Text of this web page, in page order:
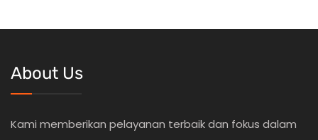
About Us
Kami memberikan pelayanan terbaik dan fokus dalam